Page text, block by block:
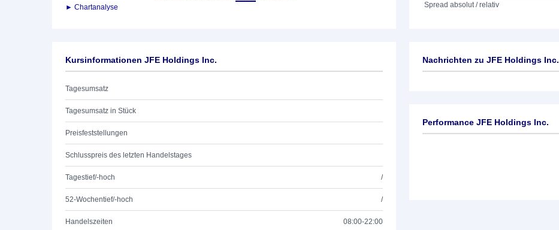
► Chartanalyse
Spread absolut / relativ
Kursinformationen JFE Holdings Inc.
Tagesumsatz
Tagesumsatz in Stück
Preisfeststellungen
Schlusspreis des letzten Handelstages
Tagestief/-hoch /
52-Wochentief/-hoch /
Handelszeiten 08:00-22:00
Nachrichten zu JFE Holdings Inc.
Performance JFE Holdings Inc.